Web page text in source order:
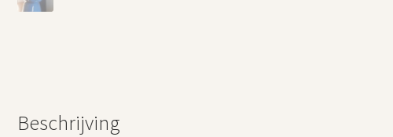
Beschrijving